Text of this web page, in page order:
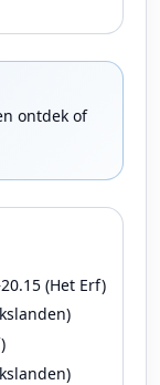
ontdek of
(Het Erf)